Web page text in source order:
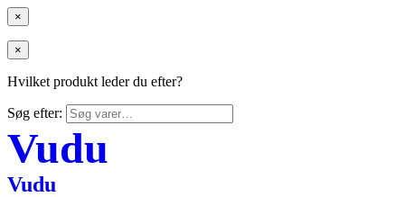
×
×
Hvilket produkt leder du efter?
Søg efter:
Vudu
Vudu